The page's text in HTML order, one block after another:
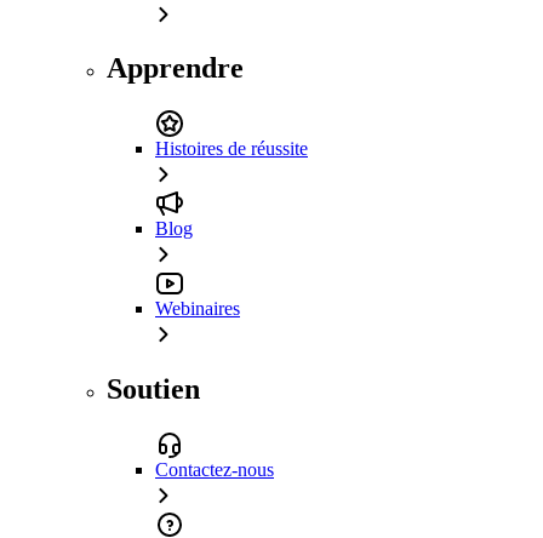
Apprendre
Histoires de réussite
Blog
Webinaires
Soutien
Contactez-nous